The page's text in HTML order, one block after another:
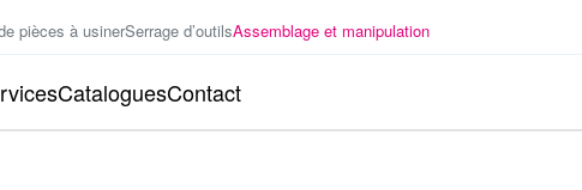
pièces à usinerSerrage d’outilsAssemblage et manipulation
CataloguesContact